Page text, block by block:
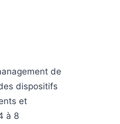
de
dispositifs
et
à 8